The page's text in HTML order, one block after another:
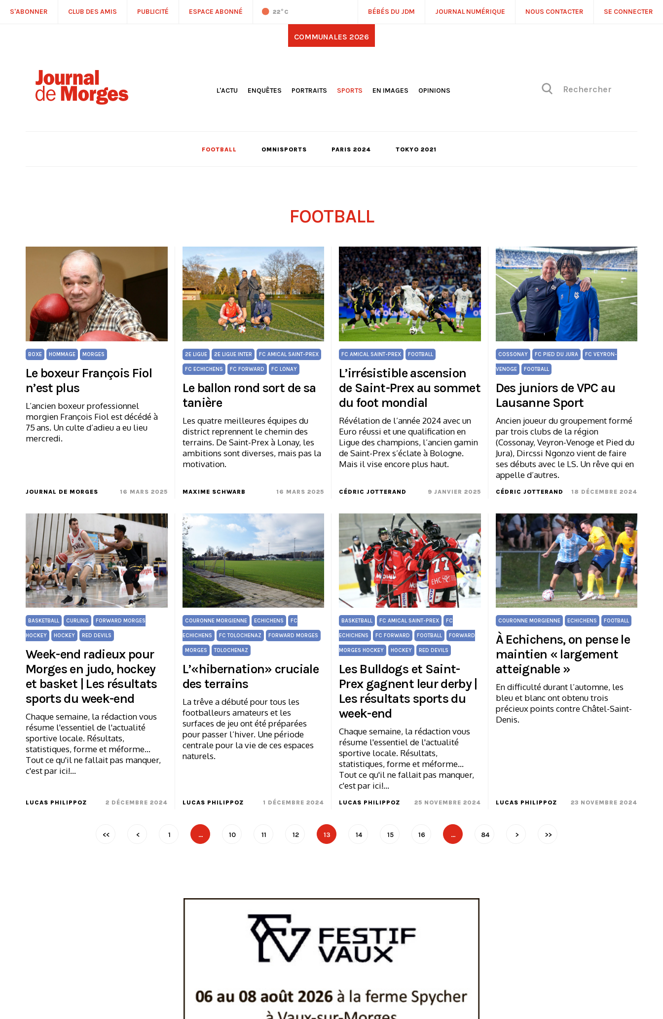
S'ABONNER CLUB DES AMIS PUBLICITÉ ESPACE ABONNÉ 22°C BÉBÉS DU JDM JOURNAL NUMÉRIQUE NOUS CONTACTER SE CONNECTER
COMMUNALES 2026
L'ACTU
ENQUÊTES PORTRAITS
SPORTS
EN IMAGES
OPINIONS
FOOTBALL OMNISPORTS PARIS 2024 TOKYO 2021
FOOTBALL
BOXE HOMMAGE MORGES
Le boxeur François Fiol
n’est plus
L’ancien boxeur professionnel
morgien François Fiol est décédé à
75 ans. Un culte d’adieu a eu lieu
mercredi.
JOURNAL DE MORGES 16 MARS 2025
2E LIGUE 2E LIGUE INTER FC AMICAL SAINT-PREX
FC ECHICHENS FC FORWARD FC LONAY
Le ballon rond sort de sa
tanière
Les quatre meilleures équipes du
district reprennent le chemin des
terrains. De Saint-Prex à Lonay, les
ambitions sont diverses, mais pas la
motivation.
MAXIME SCHWARB 16 MARS 2025
FC AMICAL SAINT-PREX FOOTBALL
L’irrésistible ascension
de Saint-Prex au sommet
du foot mondial
Révélation de l’année 2024 avec un
Euro réussi et une qualification en
Ligue des champions, l’ancien gamin
de Saint-Prex s’éclate à Bologne.
Mais il vise encore plus haut.
CÉDRIC JOTTERAND 9 JANVIER 2025
COSSONAY FC PIED DU JURA FC VEYRON-
VENOGE FOOTBALL
Des juniors de VPC au
Lausanne Sport
Ancien joueur du groupement formé
par trois clubs de la région
(Cossonay, Veyron-Venoge et Pied du
Jura), Dircssi Ngonzo vient de faire
ses débuts avec le LS. Un rêve qui en
appelle d’autres.
CÉDRIC JOTTERAND 18 DÉCEMBRE 2024
BASKETBALL CURLING FORWARD MORGES
HOCKEY HOCKEY RED DEVILS
Week-end radieux pour
Morges en judo, hockey
et basket | Les résultats
sports du week-end
Chaque semaine, la rédaction vous
résume l'essentiel de l'actualité
sportive locale. Résultats,
statistiques, forme et méforme...
Tout ce qu'il ne fallait pas manquer,
c'est par ici!…
LUCAS PHILIPPOZ 2 DÉCEMBRE 2024
COURONNE MORGIENNE ECHICHENS FC
ECHICHENS FC TOLOCHENAZ FORWARD MORGES
MORGES TOLOCHENAZ
L’«hibernation» cruciale
des terrains
La trêve a débuté pour tous les
footballeurs amateurs et les
surfaces de jeu ont été préparées
pour passer l’hiver. Une période
centrale pour la vie de ces espaces
naturels.
LUCAS PHILIPPOZ 1 DÉCEMBRE 2024
BASKETBALL FC AMICAL SAINT-PREX FC
ECHICHENS FC FORWARD FOOTBALL FORWARD
MORGES HOCKEY HOCKEY RED DEVILS
Les Bulldogs et Saint-
Prex gagnent leur derby |
Les résultats sports du
week-end
Chaque semaine, la rédaction vous
résume l'essentiel de l'actualité
sportive locale. Résultats,
statistiques, forme et méforme...
Tout ce qu'il ne fallait pas manquer,
c'est par ici!…
LUCAS PHILIPPOZ 25 NOVEMBRE 2024
COURONNE MORGIENNE ECHICHENS FOOTBALL
À Echichens, on pense le
maintien « largement
atteignable »
En difficulté durant l’automne, les
bleu et blanc ont obtenu trois
précieux points contre Châtel-Saint-
Denis.
LUCAS PHILIPPOZ 23 NOVEMBRE 2024
<< < 1 … 10 11 12 13 14 15 16 … 84 > >>